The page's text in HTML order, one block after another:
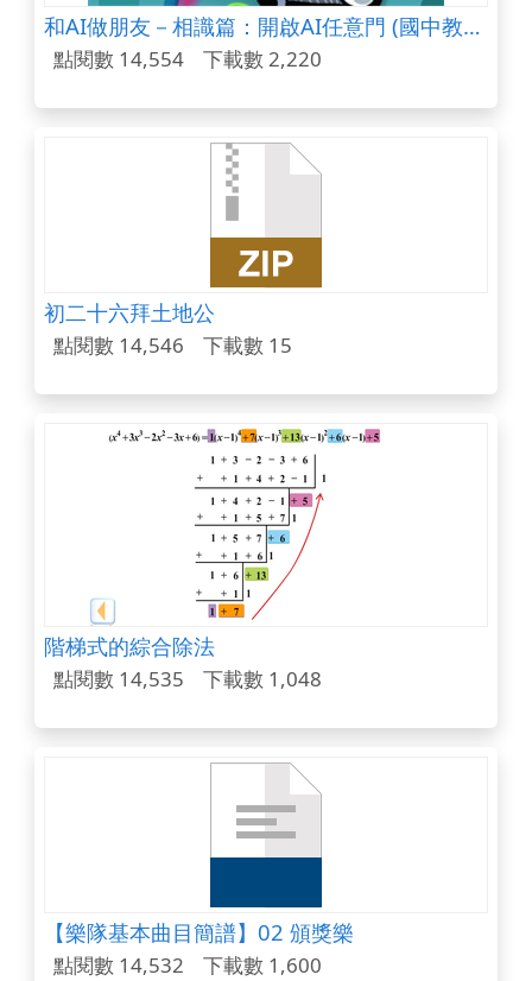
和AI做朋友－相識篇：開啟AI任意門 (國中教材)
點閱數 14,554 下載數 2,220
初二十六拜土地公
點閱數 14,546 下載數 15
階梯式的綜合除法
點閱數 14,535 下載數 1,048
【樂隊基本曲目簡譜】02 頒獎樂
點閱數 14,532 下載數 1,600